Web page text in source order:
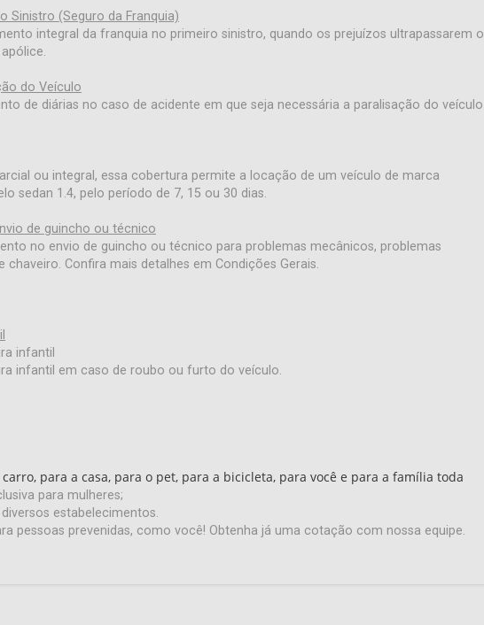
Sinistro (Seguro da Franquia)
integral da franquia no primeiro sinistro, quando os prejuízos ultrapassarem o
do Veículo
de diárias no caso de acidente em que seja necessária a paralisação do veículo
ou integral, essa cobertura permite a locação de um veículo de marca
sedan 1.4, pelo período de 7, 15 ou 30 dias.
de guincho ou técnico
no envio de guincho ou técnico para problemas mecânicos, problemas
Confira mais detalhes em Condições Gerais.
infantil
infantil em caso de roubo ou furto do veículo.
para a casa, para o pet, para a bicicleta, para você e para a família toda
para mulheres;
estabelecimentos.
pessoas prevenidas, como você! Obtenha já uma cotação com nossa equipe.